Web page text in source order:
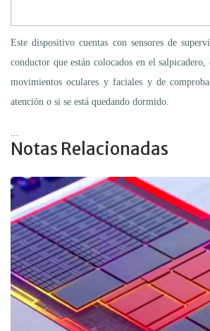
Este dispositivo cuentas con sensores de
conductor que están colocados en el
movimientos oculares y faciales y de
atención o si se está quedando dormido.
Notas Relacionadas